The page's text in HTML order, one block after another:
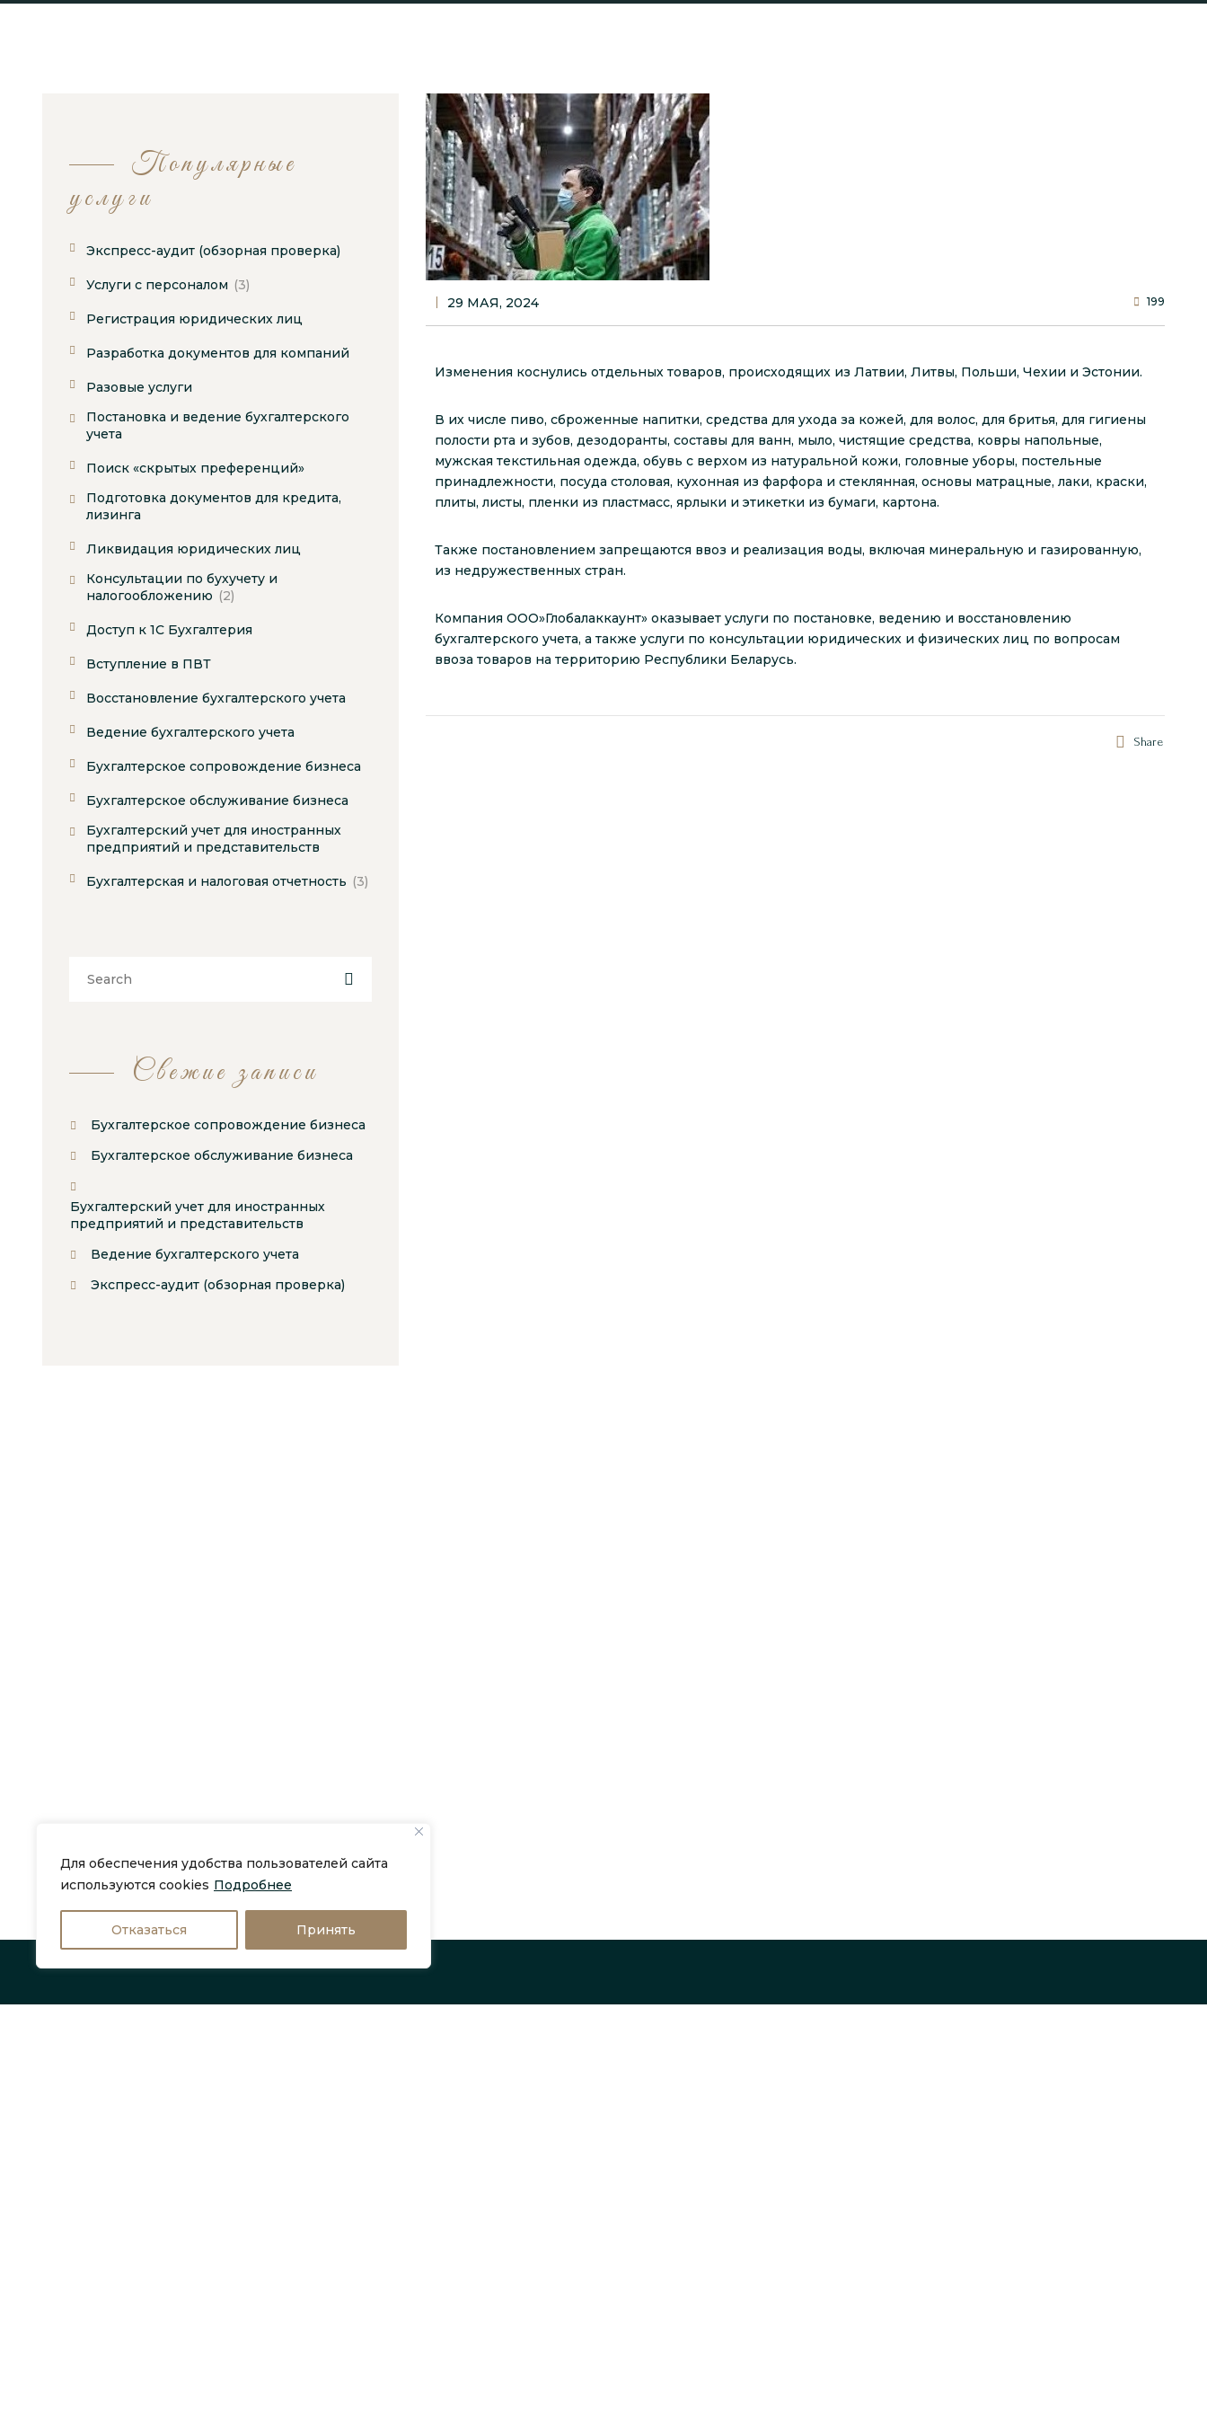
Для обеспечения удобства пользователей сайта
используются cookies Подробнее
Отказаться Принять
29 МАЯ, 2024 199
Изменения коснулись отдельных товаров, происходящих из Латвии, Литвы, Польши, Чехии и Эстонии.
В их числе пиво, сброженные напитки, средства для ухода за кожей, для волос, для бритья, для гигиены
полости рта и зубов, дезодоранты, составы для ванн, мыло, чистящие средства, ковры напольные,
мужская текстильная одежда, обувь с верхом из натуральной кожи, головные уборы, постельные
принадлежности, посуда столовая, кухонная из фарфора и стеклянная, основы матрацные, лаки, краски,
плиты, листы, пленки из пластмасс, ярлыки и этикетки из бумаги, картона.
Также постановлением запрещаются ввоз и реализация воды, включая минеральную и газированную,
из недружественных стран.
Компания ООО»Глобалаккаунт» оказывает услуги по постановке, ведению и восстановлению
бухгалтерского учета, а также услуги по консультации юридических и физических лиц по вопросам
ввоза товаров на территорию Республики Беларусь.
Share
Популярные
услуги
Экспресс-аудит (обзорная проверка)
Услуги с персоналом (3)
Регистрация юридических лиц
Разработка документов для компаний
Разовые услуги
Постановка и ведение бухгалтерского
учета
Поиск «скрытых преференций»
Подготовка документов для кредита,
лизинга
Ликвидация юридических лиц
Консультации по бухучету и
налогообложению (2)
Доступ к 1С Бухгалтерия
Вступление в ПВТ
Восстановление бухгалтерского учета
Ведение бухгалтерского учета
Бухгалтерское сопровождение бизнеса
Бухгалтерское обслуживание бизнеса
Бухгалтерский учет для иностранных
предприятий и представительств
Бухгалтерская и налоговая отчетность (3)
Свежие записи
Бухгалтерское сопровождение бизнеса
Бухгалтерское обслуживание бизнеса
Бухгалтерский учет для иностранных
предприятий и представительств
Ведение бухгалтерского учета
Экспресс-аудит (обзорная проверка)